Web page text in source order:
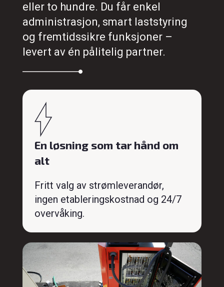
eller to hundre. Du får enkel
administrasjon, smart laststyring
og fremtidssikre funksjoner –
levert av én pålitelig partner.
En løsning som tar hånd om
alt
Fritt valg av strømleverandør,
ingen etableringskostnad og 24/7
overvåking.